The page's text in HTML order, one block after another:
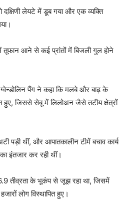
दक्षिणी लेयटे में डूब गया और एक व्यक्ति
तूफान आने से कई प्रांतों में बिजली गुल होने
पैंग ने कहा कि मलबे और बाढ़ के
हुए, जिससे सेबू में लिलोअन जैसे तटीय क्षेत्रों
पड़ी थीं, और आपातकालीन टीमें बचाव कार्य
इंतजार कर रही थीं।
तीव्रता के भूकंप से जूझ रहा था, जिसमें
लोग विस्थापित हुए।